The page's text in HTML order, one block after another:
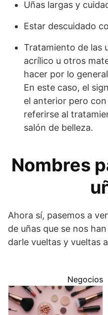
Uñas largas y
Estar descuidado
Tratamiento de las
acrílico u otros
hacer por lo
En este caso, el
el anterior pero
referirse al
salón de belleza.
Nombres
Ahora sí, pasemos a
de uñas que se nos
darle vueltas y vueltas
Negocios